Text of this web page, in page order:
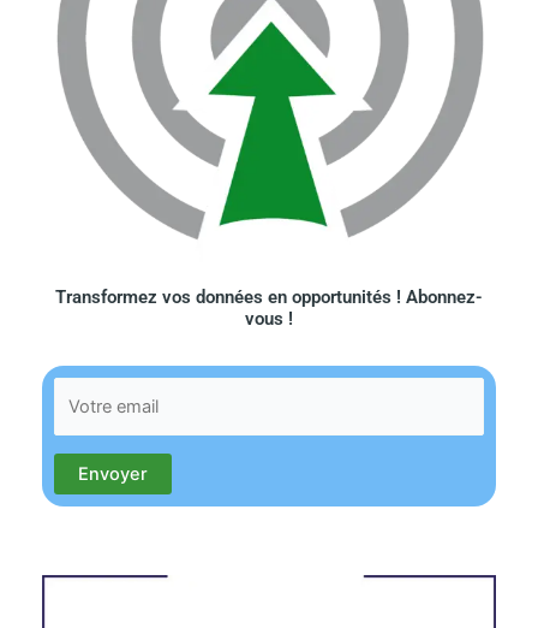
Transformez vos données en opportunités ! Abonnez-
vous !​